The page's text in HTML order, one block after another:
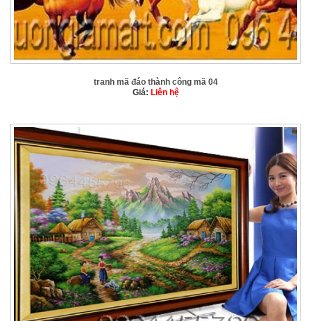
tranh mã đáo thành công mã 04
Giá: Liên hệ